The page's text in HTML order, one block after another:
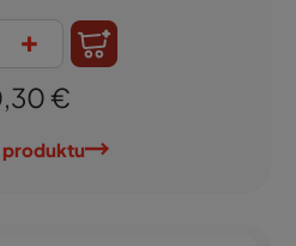
+
€
produktu